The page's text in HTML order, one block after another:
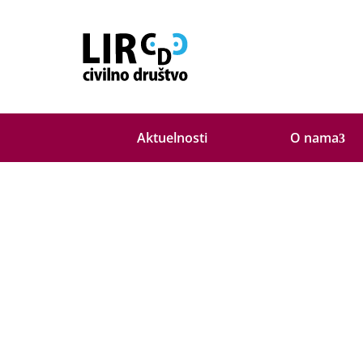
Aktuelnosti O nama